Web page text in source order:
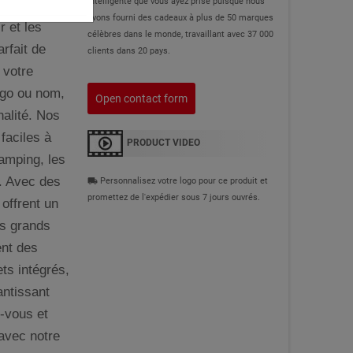
et les
de
votre
ou nom,
Nos
à
les
Avec des
un
grands
des
intégrés,
vous et
notre
avons fourni des cadeaux à plus de 50 marques
célèbres dans le monde, travaillant avec 37 000
clients dans 20 pays.
Open contact form
PRODUCT VIDEO
local_shipping Personnalisez votre logo pour ce produit et
promettez de l'expédier sous 7 jours ouvrés.